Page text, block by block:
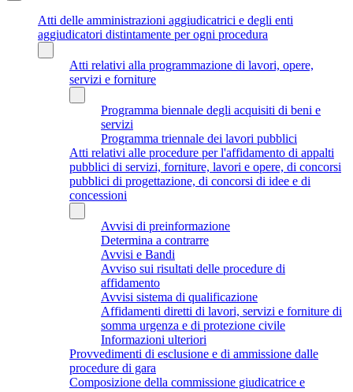
Atti delle amministrazioni aggiudicatrici e degli enti
aggiudicatori distintamente per ogni procedura
Atti relativi alla programmazione di lavori, opere,
servizi e forniture
Programma biennale degli acquisiti di beni e
servizi
Programma triennale dei lavori pubblici
Atti relativi alle procedure per l'affidamento di appalti
pubblici di servizi, forniture, lavori e opere, di concorsi
pubblici di progettazione, di concorsi di idee e di
concessioni
Avvisi di preinformazione
Determina a contrarre
Avvisi e Bandi
Avviso sui risultati delle procedure di
affidamento
Avvisi sistema di qualificazione
Affidamenti diretti di lavori, servizi e forniture di
somma urgenza e di protezione civile
Informazioni ulteriori
Provvedimenti di esclusione e di ammissione dalle
procedure di gara
Composizione della commissione giudicatrice e